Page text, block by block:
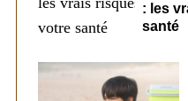
: les
santé